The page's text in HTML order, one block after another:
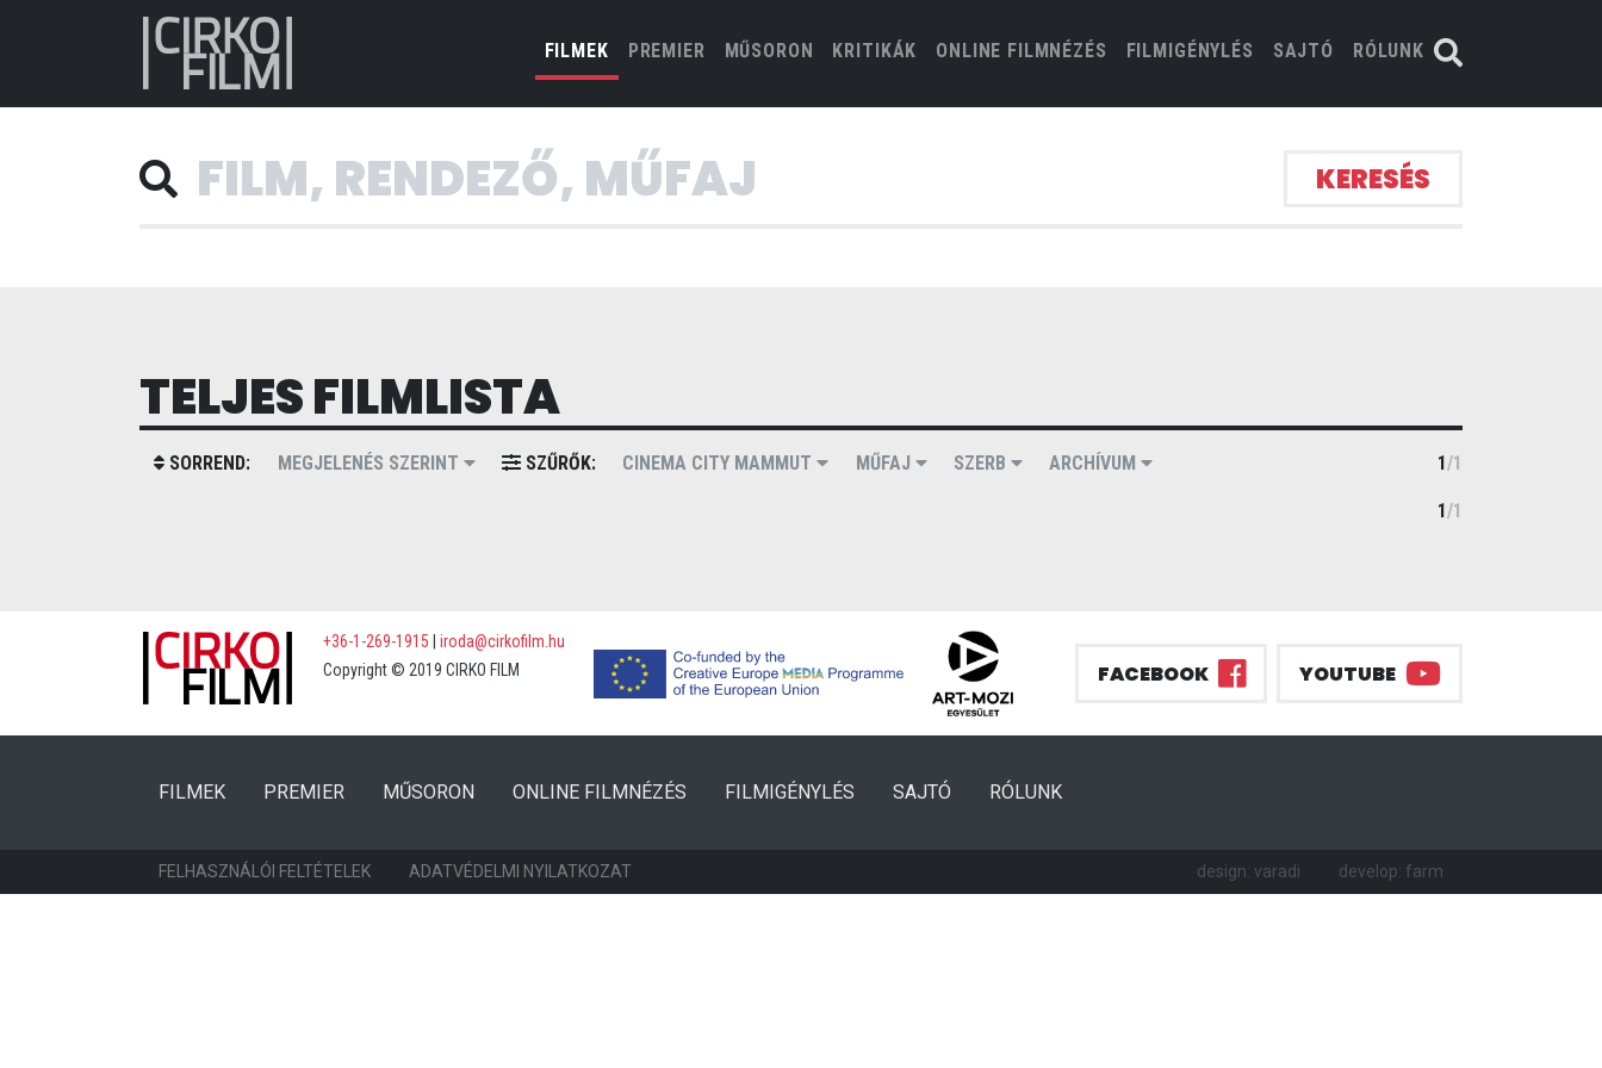
FILMEK(CURRENT)
PREMIER MŰSORON KRITIKÁK ONLINE FILMNÉZÉS FILMIGÉNYLÉS SAJTÓ RÓLUNK
KERESÉS
TELJES FILMLISTA
SORREND: MEGJELENÉS SZERINT SZŰRŐK: CINEMA CITY MAMMUT MŰFAJ SZERB ARCHÍVUM 1/1
1/1
+36-1-269-1915
iroda@cirkofilm.hu
Copyright © 2019 CIRKO FILM
FACEBOOK YOUTUBE
FILMEK(CURRENT)
PREMIER (CURRENT)
MŰSORON ONLINE FILMNÉZÉS FILMIGÉNYLÉS SAJTÓ RÓLUNK
FELHASZNÁLÓI FELTÉTELEK ADATVÉDELMI NYILATKOZAT design: varadi develop: farm